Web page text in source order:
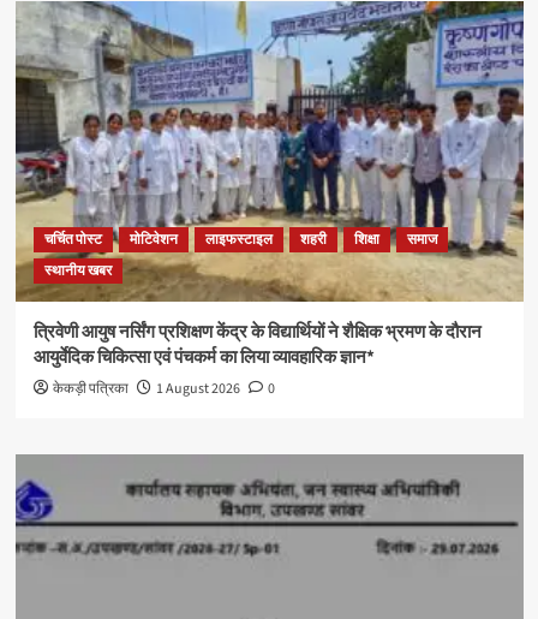
चर्चित पोस्ट मोटिवेशन लाइफस्टाइल शहरी शिक्षा
समाज
स्थानीय खबर
त्रिवेणी आयुष नर्सिंग प्रशिक्षण केंद्र के विद्यार्थियों ने शैक्षिक भ्रमण के दौरान
आयुर्वेदिक चिकित्सा एवं पंचकर्म का लिया व्यावहारिक ज्ञान*
केकड़ी पत्रिका 1 August 2026 0